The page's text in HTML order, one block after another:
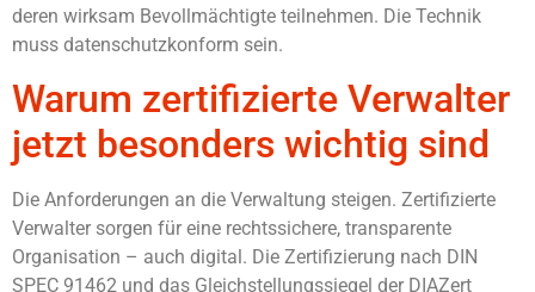
deren wirksam Bevollmächtigte teilnehmen. Die Technik
muss datenschutzkonform sein.
Warum zertifizierte Verwalter
jetzt besonders wichtig sind
Die Anforderungen an die Verwaltung steigen. Zertifizierte
Verwalter sorgen für eine rechtssichere, transparente
Organisation – auch digital. Die Zertifizierung nach DIN
SPEC 91462 und das Gleichstellungssiegel der DIAZert